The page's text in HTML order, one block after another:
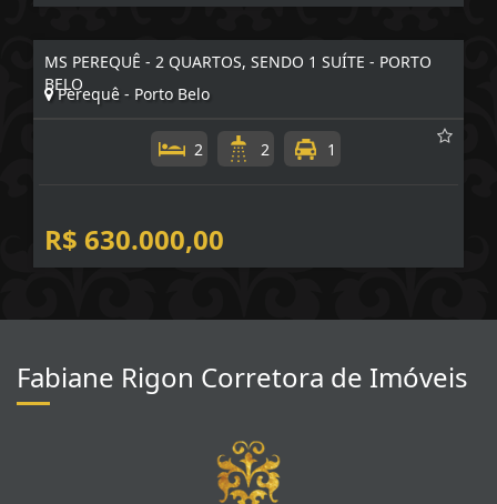
MS PEREQUÊ - 2 QUARTOS, SENDO 1 SUÍTE - PORTO
BELO
Perequê - Porto Belo
2 2 1
R$ 630.000,00
Fabiane Rigon Corretora de Imóveis